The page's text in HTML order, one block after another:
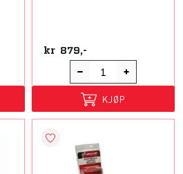
kr 879,-
KJØP